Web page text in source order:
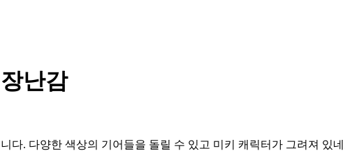
난감
다. 다양한 색상의 기어들을 돌릴 수 있고 미키 캐릭터가 그려져 있